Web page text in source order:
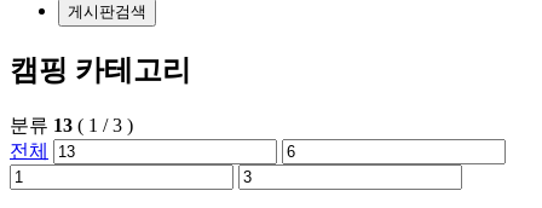
게시판검색
캠핑 카테고리
분류 13 ( 1 /3 )
전체